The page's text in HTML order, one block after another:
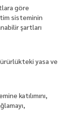
göre
sisteminin
şartları
yasa ve
katılımını,